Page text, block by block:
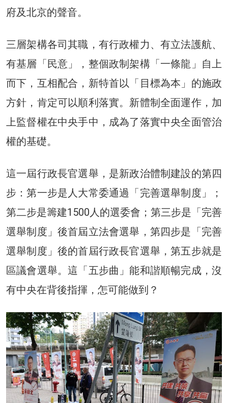
府及北京的聲音。
三層架構各司其職，有行政權力、有立法護航、
有基層「民意」，整個政制架構「一條龍」自上
而下，互相配合，新特首以「目標為本」的施政
方針，肯定可以順利落實。新體制全面運作，加
上監督權在中央手中，成為了落實中央全面管治
權的基礎。
這一屆行政長官選舉，是新政治體制建設的第四
步：第一步是人大常委通過「完善選舉制度」；
第二步是籌建1500人的選委會；第三步是「完善
選舉制度」後首屆立法會選舉，第四步是「完善
選舉制度」後的首屆行政長官選舉，第五步就是
區議會選舉。這「五步曲」能和諧順暢完成，沒
有中央在背後指揮，怎可能做到？